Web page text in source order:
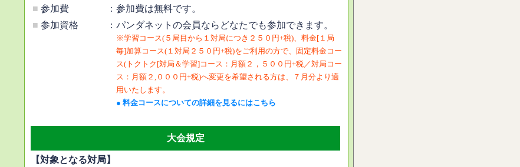
■ 参加費 : 参加費は無料です。
■ 参加資格 : パンダネットの会員ならどなたでも参加できます。
※学習コース(５局目から１対局につき２５０円+税)、料金[１局
毎]加算コース(１対局２５０円+税)をご利用の方で、固定料金コー
ス(トクトク[対局＆学習]コース：月額２，５００円+税／対局コー
ス：月額２,０００円+税)へ変更を希望される方は、７月分より適
用いたします。
● 料金コースについての詳細を見るにはこちら
大会規定
【対象となる対局】